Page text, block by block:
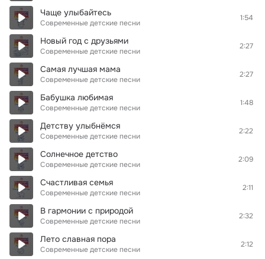
Чаще улыбайтесь
Современные детские песни
1:54
Новый год с друзьями
Современные детские песни
2:27
Самая лучшая мама
Современные детские песни
2:27
Бабушка любимая
Современные детские песни
1:48
Детству улыбнёмся
Современные детские песни
2:22
Солнечное детство
Современные детские песни
2:09
Счастливая семья
Современные детские песни
2:11
В гармонии с природой
Современные детские песни
2:32
Лето славная пора
Современные детские песни
2:12